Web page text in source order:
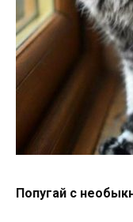
Попугай с